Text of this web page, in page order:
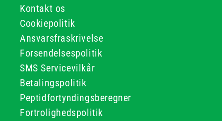
Kontakt os
Cookiepolitik
Ansvarsfraskrivelse
Forsendelsespolitik
SMS Servicevilkår
Betalingspolitik
Peptidfortyndingsberegner
Fortrolighedspolitik